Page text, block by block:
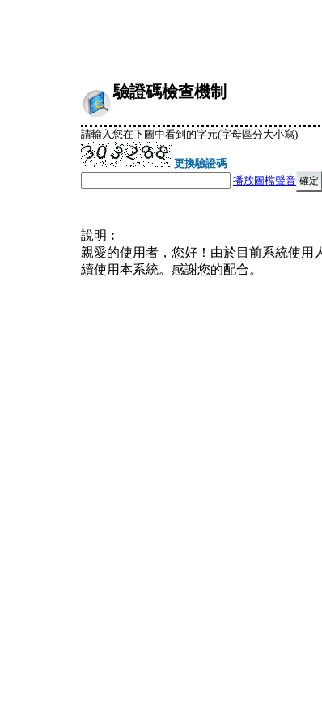
驗證碼檢查機制
請輸入您在下圖中看到的字元(字母區分大小寫)
更換驗證碼
播放圖檔聲音
說明︰
親愛的使用者，您好！由於目前系統使
續使用本系統。感謝您的配合。